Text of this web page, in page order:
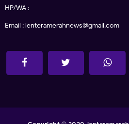
HP/WA :
Email : lenteramerahnews@gmail.com